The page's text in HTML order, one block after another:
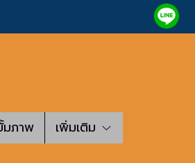
มภาพ เพิ่มเติม